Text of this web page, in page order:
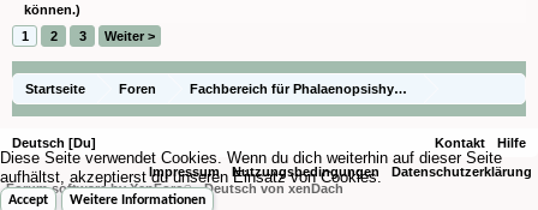
können.)
1
2 3 Weiter >
Startseite Foren
Fachbereich für Phalaenopsishybriden aus Baumarkt,
Die Gattung Phalaenopsis
Fragen zur Pflege
Deutsch [Du]
Kontakt
Hilfe
Impressum
Nutzungsbedingungen
Datenschutzerklärung
Forum software by XenForo® -Deutsch von xenDach
Diese Seite verwendet Cookies. Wenn du dich weiterhin auf dieser Seite
aufhältst, akzeptierst du unseren Einsatz von Cookies.
Accept Weitere Informationen